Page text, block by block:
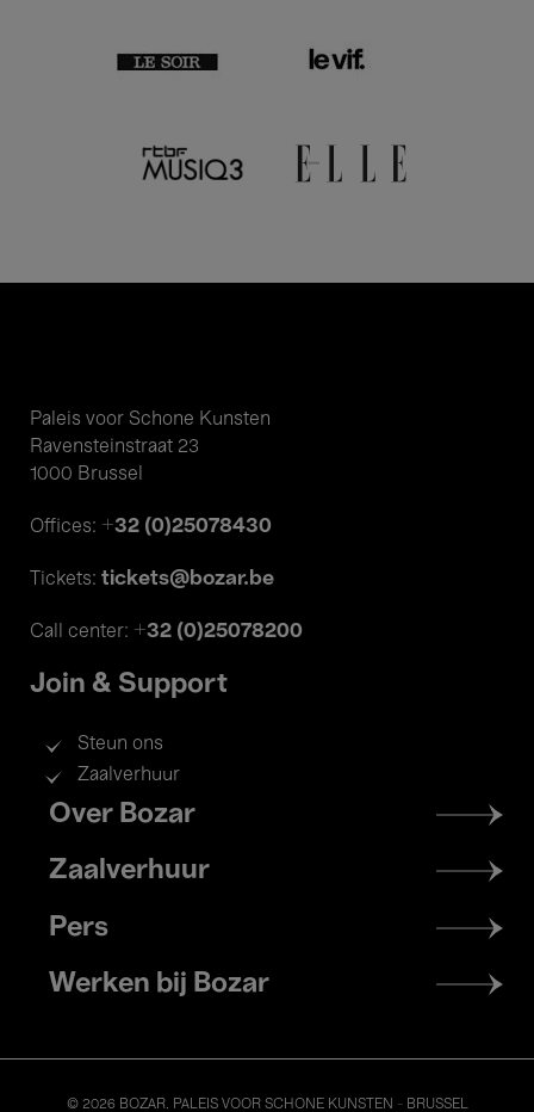
Paleis voor Schone Kunsten
Ravensteinstraat 23
1000 Brussel
Offices: +32 (0)25078430
Tickets: tickets@bozar.be
Call center: +32 (0)25078200
Join & Support
Steun ons
Zaalverhuur
Footer
menu
Over Bozar
Zaalverhuur
Pers
Werken bij Bozar
© 2026 BOZAR. PALEIS VOOR SCHONE KUNSTEN - BRUSSEL